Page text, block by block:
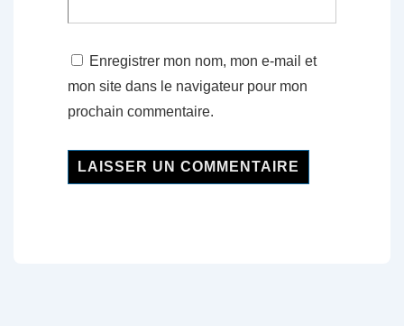
Enregistrer mon nom, mon e-mail et
mon site dans le navigateur pour mon
prochain commentaire.